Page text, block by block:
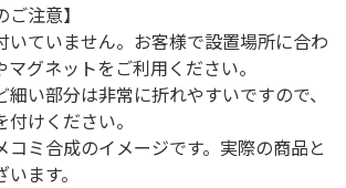
ご注意】
いていません。お客様で設置場所に合わ
グネットをご利用ください。
細い部分は非常に折れやすいですので、
けください。
コミ合成のイメージです。実際の商品と
ます。